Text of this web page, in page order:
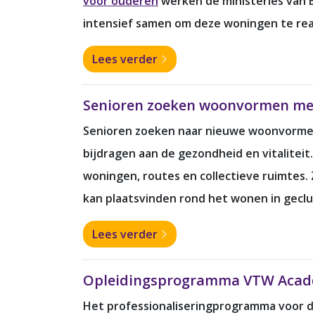
intensief samen om deze woningen te
Lees verder
Senioren zoeken woonvormen
Senioren zoeken naar nieuwe
bijdragen aan de gezondheid en
woningen, routes en collectieve
kan plaatsvinden rond het wonen in
Lees verder
Opleidingsprogramma VTW
Het professionaliseringprogramma voor